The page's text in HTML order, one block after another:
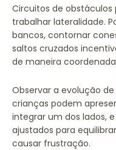
Circuitos de
trabalhar lateralidade.
bancos, contornar
saltos cruzados
de maneira
Observar a evolução
crianças podem
integrar um dos lados,
ajustados para
causar frustração.